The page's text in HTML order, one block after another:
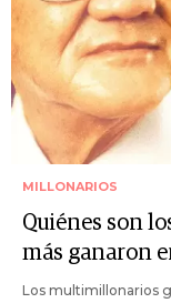
MILLONARIOS
Quiénes son
más ganaron
Los multimillonarios